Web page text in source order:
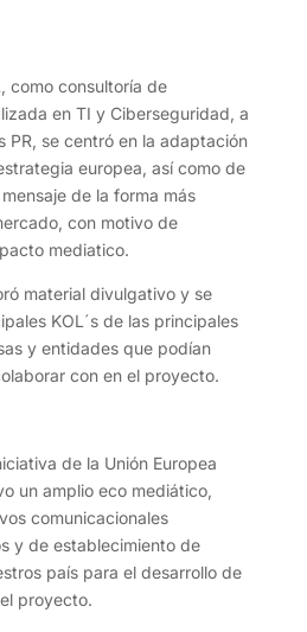
como consultoría de
en TI y Ciberseguridad, a
PR, se centró en la adaptación
europea, así como de
de la forma más
con motivo de
mediatico.
material divulgativo y se
KOL´s de las principales
y entidades que podían
con en el proyecto.
de la Unión Europea
un amplio eco mediático,
comunicacionales
y de establecimiento de
país para el desarrollo de
proyecto.